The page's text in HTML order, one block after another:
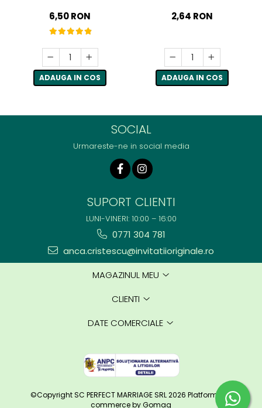
6,50 RON
ADAUGA IN COS
2,64 RON
ADAUGA IN COS
SOCIAL
Urmareste-ne in social media
SUPORT CLIENTI
LUNI-VINERI: 10:00 – 16:00
0771 304 781
anca.cristescu@invitatiioriginale.ro
MAGAZINUL MEU
CLIENTI
DATE COMERCIALE
©Copyright SC PERFECT MARRIAGE SRL 2026 Platforma E-
commerce by Gomag